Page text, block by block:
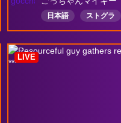
日本語 ストグラ
LIVE